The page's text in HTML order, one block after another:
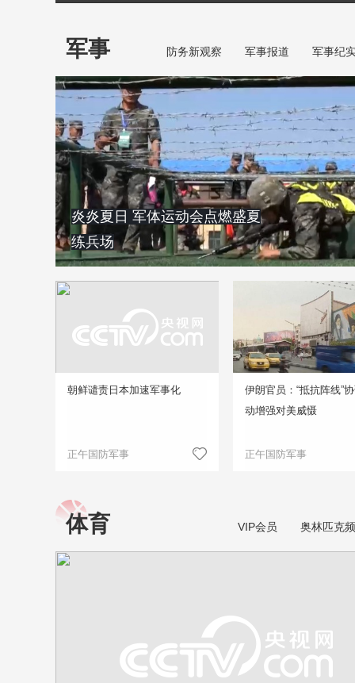
军事 防务新观察 军事报道 军事纪
炎炎夏日 军体运动会点燃盛夏
练兵场
朝鲜谴责日本加速军事化
正午国防军事
伊朗官员：“抵抗阵线”
动增强对美威慑
正午国防军事
体育 VIP会员 奥林匹克